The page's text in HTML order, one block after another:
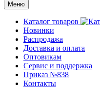
Меню
Каталог товаров
Новинки
Распродажа
Доставка и оплата
Оптовикам
Сервис и поддержка
Приказ №838
Контакты